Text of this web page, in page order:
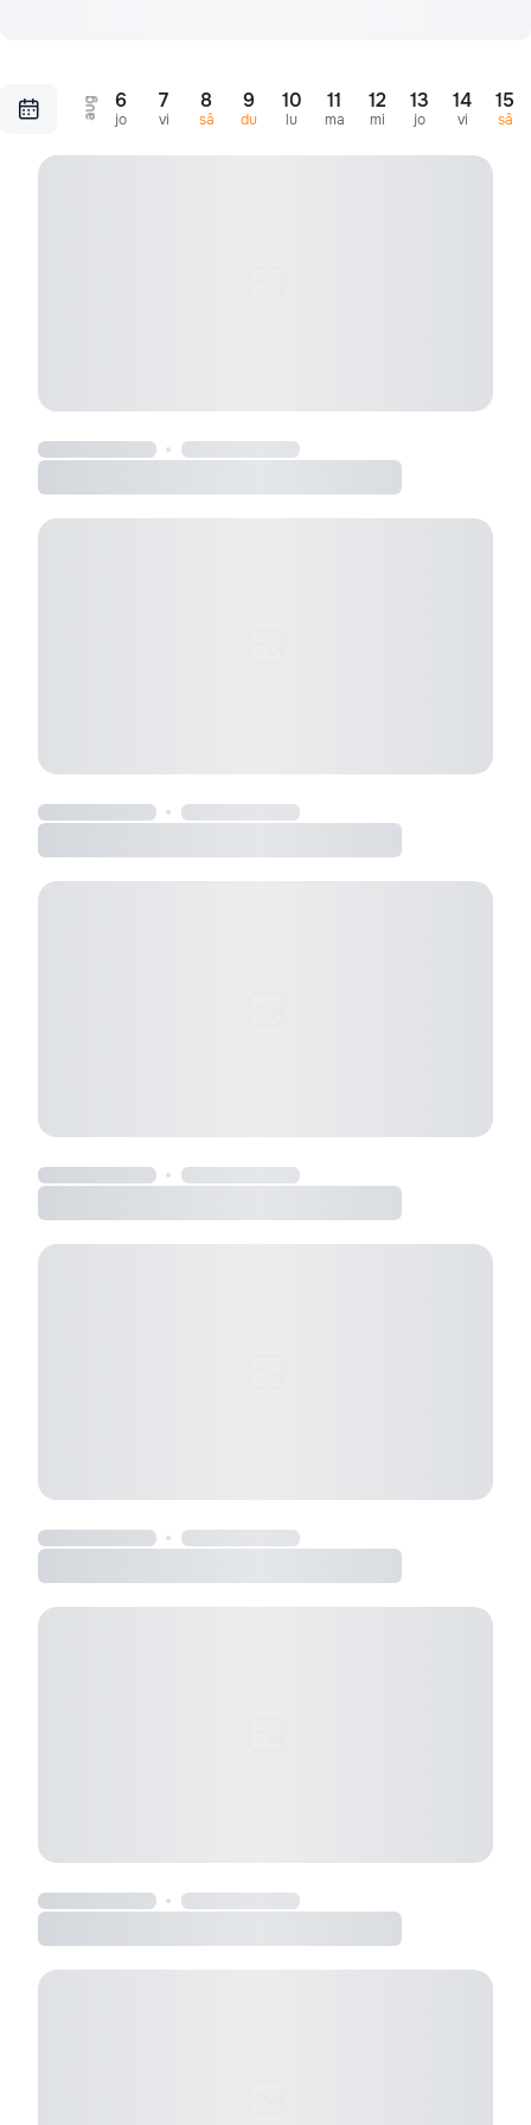
aug 6
jo
7
vi
8
sâ
9
du
10
lu
11
ma
12
mi
13
jo
14
vi
15
sâ